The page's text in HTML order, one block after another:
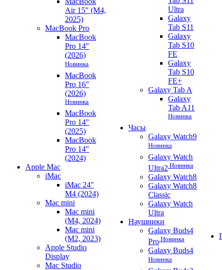
Air 15" (M4,
2025)
MacBook Pro
MacBook
Pro 14"
(2026)
Новинка
MacBook
Pro 16"
(2026)
Новинка
MacBook
Pro 14"
(2025)
MacBook
Pro 14"
(2024)
Apple Mac
iMac
iMac 24"
M4 (2024)
Mac mini
Mac mini
(M4, 2024)
Mac mini
(M2, 2023)
Apple Studio
Display
Mac Studio
Ultra
Galaxy
Tab S11
Galaxy
Tab S10
FE
Galaxy
Tab S10
FE+
Galaxy Tab A
Galaxy
Tab A11
Новинка
Часы
Galaxy Watch9
Новинка
Galaxy Watch
Ultra2 Новинка
Galaxy Watch8
Galaxy Watch8
Classic
Galaxy Watch
Ultra
Наушники
Galaxy Buds4
Pro Новинка
Galaxy Buds4
Новинка